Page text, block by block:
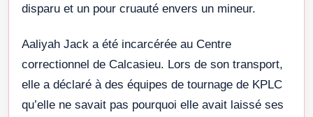
disparu et un pour cruauté envers un mineur.
Aaliyah Jack a été incarcérée au Centre
correctionnel de Calcasieu. Lors de son transport,
elle a déclaré à des équipes de tournage de KPLC
qu’elle ne savait pas pourquoi elle avait laissé ses